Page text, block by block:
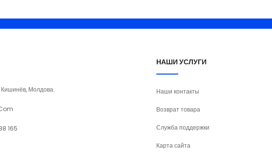
Молдова.
165
НАШИ УСЛУГИ
Наши контакты
Возврат товара
Служба поддержки
Карта сайта